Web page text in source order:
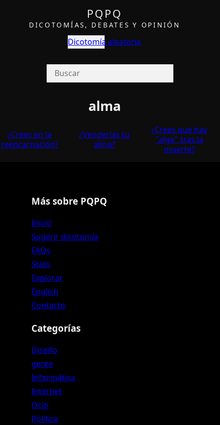
PQPQ
DICOTOMÍAS, DEBATES Y OPINIÓN
Dicotomía aleatoria
alma
¿Crees en la
reencarnación?
¿Venderí­as tu
alma?
¿Crees que hay
"algo" tras la
muerte?
Más sobre PQPQ
Inicio
Sugerir dicotomía
FAQs
Stats
Explorar
English
Contacto
Categorías
Diseño
gente
Informática
Internet
Ocio
Política